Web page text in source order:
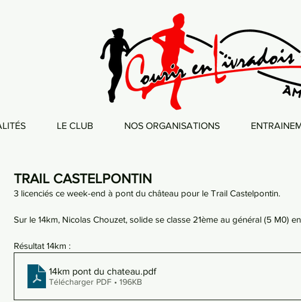
LE CLUB NOS ORGANISATIONS
TRAIL CASTELPONTIN
3 licenciés ce week-end à pont du château pour le Trail Castelpontin.
Sur le 14km, Nicolas Chouzet, solide se classe 21ème au général (5 M0)
Résultat 14km :
14km pont du chateau.pdf
Télécharger PDF • 196KB